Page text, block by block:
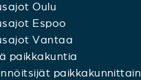
Oulu
Espoo
Vantaa
paikkakuntia
paikkakunnittain